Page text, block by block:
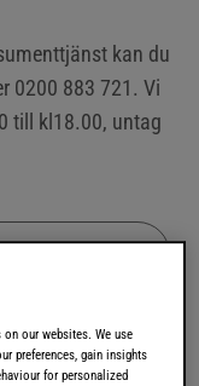
kan du
0200 883 721. Vi
till kl18.00, untag
OM?
our websites. We use
preferences, gain insights
for personalized